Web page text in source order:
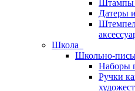
Штампы
Датеры
Школа
Школьно-
Наборы
Ручки